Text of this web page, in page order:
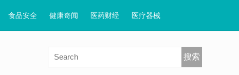
食品安全 健康奇闻 医药财经 医疗器械
搜索